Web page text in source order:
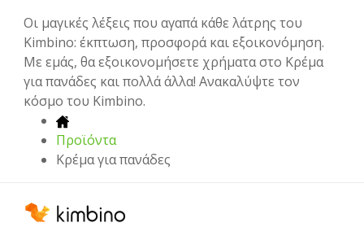
Οι μαγικές λέξεις που αγαπά κάθε λάτρης του
Kimbino: έκπτωση, προσφορά και εξοικονόμηση.
Με εμάς, θα εξοικονομήσετε χρήματα στο Κρέμα
για πανάδες και πολλά άλλα! Ανακαλύψτε τον
κόσμο του Kimbino.
Προϊόντα
Κρέμα για πανάδες